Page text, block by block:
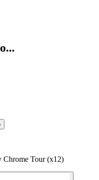
Chrome Tour (x12)